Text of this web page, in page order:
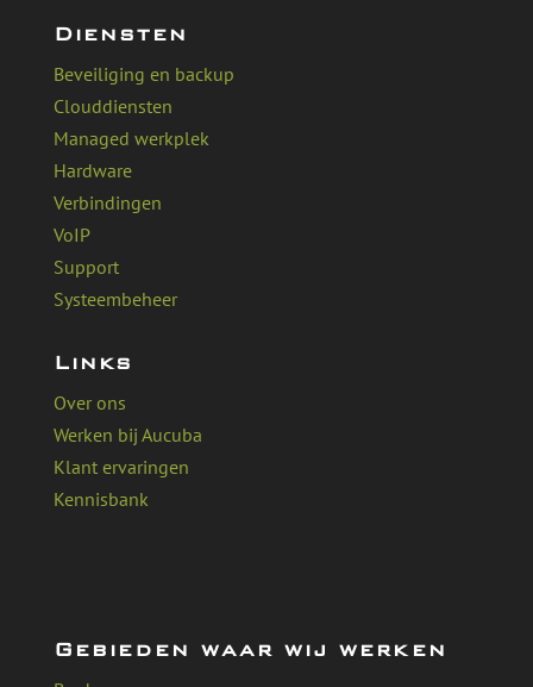
Diensten
Beveiliging en backup
Clouddiensten
Managed werkplek
Hardware
Verbindingen
VoIP
Support
Systeembeheer
Links
Over ons
Werken bij Aucuba
Klant ervaringen
Kennisbank
Gebieden waar wij werken